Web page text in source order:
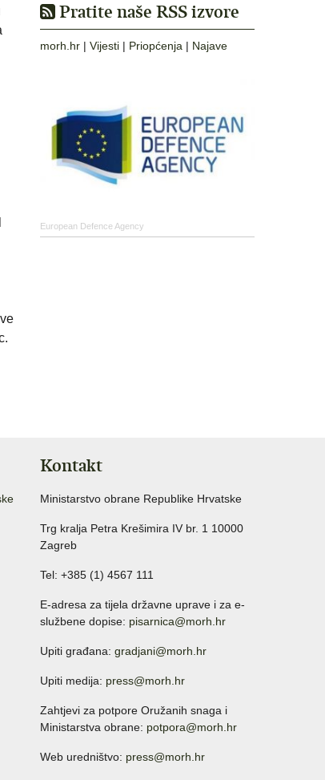
Pratite naše RSS izvore
morh.hr | Vijesti | Priopćenja | Najave
European Defence Agency
Kontakt
Ministarstvo obrane Republike Hrvatske
Trg kralja Petra Krešimira IV br. 1 10000
Zagreb
Tel: +385 (1) 4567 111
E-adresa za tijela državne uprave i za e-
službene dopise: pisarnica@morh.hr
Upiti građana: gradjani@morh.hr
Upiti medija: press@morh.hr
Zahtjevi za potpore Oružanih snaga i
Ministarstva obrane: potpora@morh.hr
Web uredništvo: press@morh.hr